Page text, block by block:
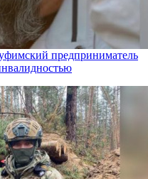
предприниматель